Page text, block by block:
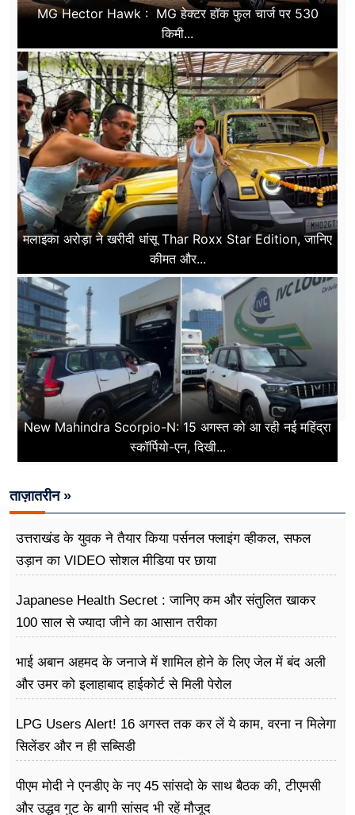
MG Hector Hawk : MG हेक्टर हॉक फुल चार्ज पर 530
किमी...
मलाइका अरोड़ा ने खरीदी धांसू Thar Roxx Star Edition, जानिए
कीमत और...
New Mahindra Scorpio-N: 15 अगस्त को आ रही नई महिंद्रा
स्कॉर्पियो-एन, दिखी...
ताज़ातरीन »
उत्तराखंड के युवक ने तैयार किया पर्सनल फ्लाइंग व्हीकल, सफल
उड़ान का VIDEO सोशल मीडिया पर छाया
Japanese Health Secret : जानिए कम और संतुलित खाकर
100 साल से ज्यादा जीने का आसान तरीका
भाई अबान अहमद के जनाजे में शामिल होने के लिए जेल में बंद अली
और उमर को इलाहाबाद हाईकोर्ट से मिली पेरोल
LPG Users Alert! 16 अगस्त तक कर लें ये काम, वरना न मिलेगा
सिलेंडर और न ही सब्सिडी
पीएम मोदी ने एनडीए के नए 45 सांसदो के साथ बैठक की, टीएमसी
और उद्धव गुट के बागी सांसद भी रहें मौजूद